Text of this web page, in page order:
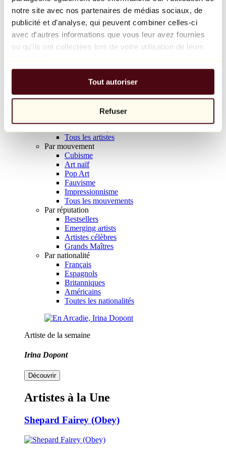
notre site avec nos partenaires de médias sociaux, de
publicité et d'analyse, qui peuvent combiner celles-ci
avec d'autres informations que vous leur avez fournies
ou qu'ils ont collectées lors de votre utilisation de leurs
Tout autoriser
Refuser
Balloon Dog (Orange)
Jeff Koons
10 000 €
Parcourir
Tous les sculpteurs
Tous les photographes
Tous les artistes
Par mouvement
Cubisme
Art naïf
Pop Art
Fauvisme
Impressionnisme
Tous les mouvements
Par réputation
Bestsellers
Emerging artists
Artistes célèbres
Grands Maîtres
Par nationalité
Français
Espagnols
Britanniques
Américains
Toutes les nationalités
Artiste de la semaine
Irina Dopont
Découvrir
Artistes à la Une
Shepard Fairey (Obey)